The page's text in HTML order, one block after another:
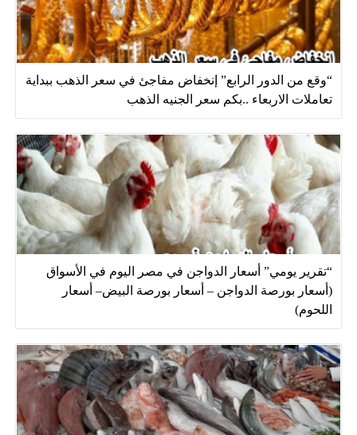
“وقع من الدور الرابع” إنخفاض مفاجئ في سعر الذهب ببداية
تعاملات الاربعاء ..بكم سعر الجنيه الذهب
“تقرير يومي” أسعار الدواجن في مصر اليوم في الأسواق
(أسعار بورصة الدواجن – أسعار بورصة البيض– أسعار
اللحوم)